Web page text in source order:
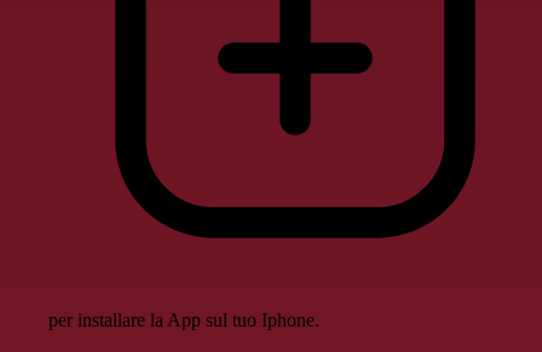
per installare la App sul tuo Iphone.